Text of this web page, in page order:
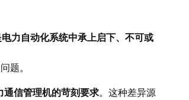
力自动化系统中承上启下、不可或
题。
通信管理机的苛刻要求。这种差异源